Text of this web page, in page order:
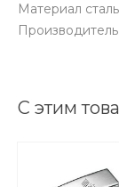
Материал
С этим